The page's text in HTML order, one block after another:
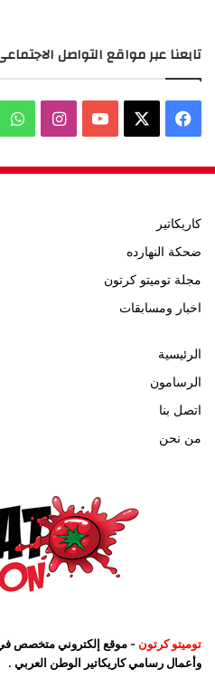
تابعنا عبر مواقع التواصل
فيسبوك ‫YouTubeانستقرام
كاريكاتير
ضحكة النهارده
مجلة توميتو كرتون
اخبار ومسابقات
الرئيسية
الرسامون
اتصل بنا
من نحن
توميتو كرتون
وأعمال رسامي كاريكاتير الوطن العربي .